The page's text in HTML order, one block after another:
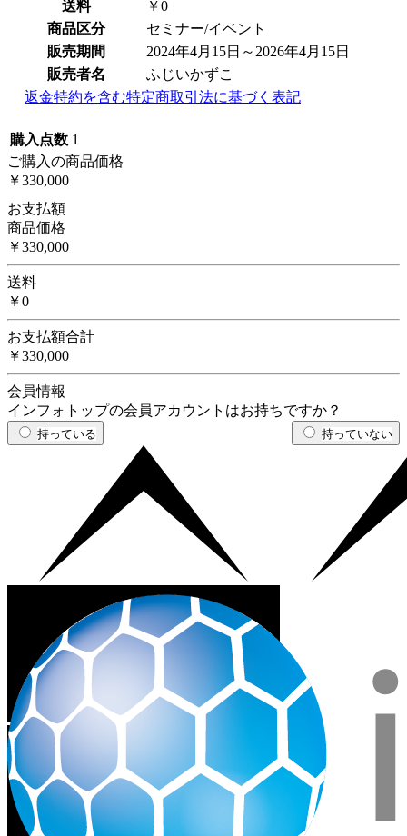
送料
￥0
商品区分
セミナー/イベント
販売期間
2024年4月15日～2026年4月15日
販売者名
ふじいかずこ
返金特約を含む特定商取引法に基づく表記
購入点数 1
ご購入の商品価格
￥330,000
お支払額
商品価格
￥330,000
送料
￥0
お支払額合計
￥330,000
会員情報
インフォトップの会員アカウントはお持ちですか？
持っている 持っていない